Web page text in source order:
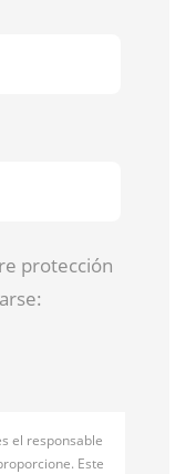
protección
el responsable
Este